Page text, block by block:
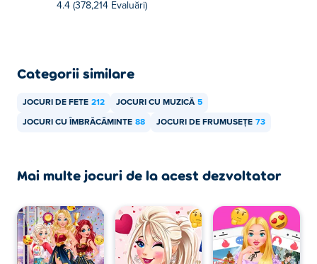
4.4 (378,214 Evaluări)
Categorii similare
JOCURI DE FETE 212 JOCURI CU MUZICĂ 5
JOCURI CU ÎMBRĂCĂMINTE 88 JOCURI DE FRUMUSEȚE 73
Mai multe jocuri de la acest dezvoltator